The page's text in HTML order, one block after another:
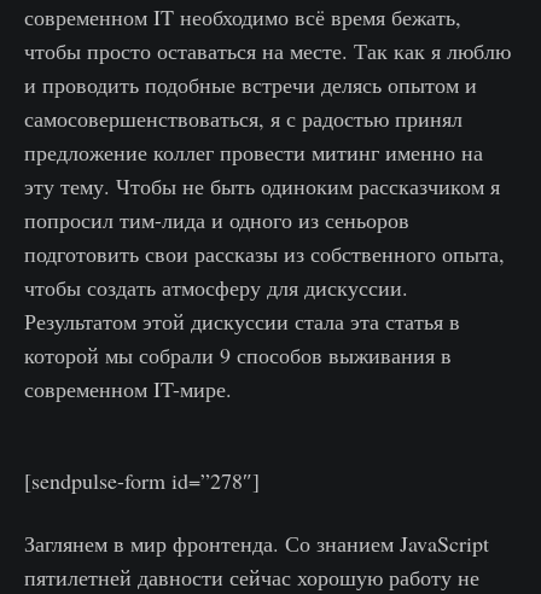
современном IT необходимо всё время бежать,
чтобы просто оставаться на месте. Так как я люблю
и проводить подобные встречи делясь опытом и
самосовершенствоваться, я с радостью принял
предложение коллег провести митинг именно на
эту тему. Чтобы не быть одиноким рассказчиком я
попросил тим-лида и одного из сеньоров
подготовить свои рассказы из собственного опыта,
чтобы создать атмосферу для дискуссии.
Результатом этой дискуссии стала эта статья в
которой мы собрали 9 способов выживания в
современном IT-мире.
[sendpulse-form id=”278″]
Заглянем в мир фронтенда. Со знанием JavaScript
пятилетней давности сейчас хорошую работу не